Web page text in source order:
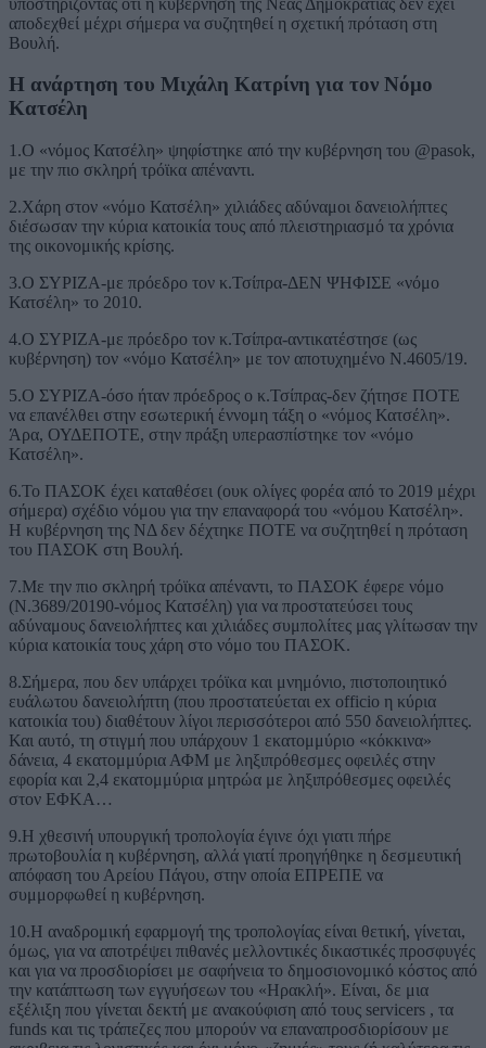
αποδεχθεί μέχρι σήμερα να συζητηθεί η σχετική πρόταση στη
Βουλή.
Η ανάρτηση του Μιχάλη Κατρίνη για τον Νόμο
Κατσέλη
1.Ο «νόμος Κατσέλη» ψηφίστηκε από την κυβέρνηση του @pasok,
με την πιο σκληρή τρόϊκα απέναντι.
2.Χάρη στον «νόμο Κατσέλη» χιλιάδες αδύναμοι δανειολήπτες
διέσωσαν την κύρια κατοικία τους από πλειστηριασμό τα χρόνια
της οικονομικής κρίσης.
3.Ο ΣΥΡΙΖΑ-με πρόεδρο τον κ.Τσίπρα-ΔΕΝ ΨΗΦΙΣΕ «νόμο
Κατσέλη» το 2010.
4.Ο ΣΥΡΙΖΑ-με πρόεδρο τον κ.Τσίπρα-αντικατέστησε (ως
κυβέρνηση) τον «νόμο Κατσέλη» με τον αποτυχημένο Ν.4605/19.
5.Ο ΣΥΡΙΖΑ-όσο ήταν πρόεδρος ο κ.Τσίπρας-δεν ζήτησε ΠΟΤΕ
να επανέλθει στην εσωτερική έννομη τάξη ο «νόμος Κατσέλη».
Άρα, ΟΥΔΕΠΟΤΕ, στην πράξη υπερασπίστηκε τον «νόμο
Κατσέλη».
6.Το ΠΑΣΟΚ έχει καταθέσει (ουκ ολίγες φορέα από το 2019 μέχρι
σήμερα) σχέδιο νόμου για την επαναφορά του «νόμου Κατσέλη».
Η κυβέρνηση της ΝΔ δεν δέχτηκε ΠΟΤΕ να συζητηθεί η πρόταση
του ΠΑΣΟΚ στη Βουλή.
7.Με την πιο σκληρή τρόϊκα απέναντι, το ΠΑΣΟΚ έφερε νόμο
(Ν.3689/20190-νόμος Κατσέλη) για να προστατεύσει τους
αδύναμους δανειολήπτες και χιλιάδες συμπολίτες μας γλίτωσαν την
κύρια κατοικία τους χάρη στο νόμο του ΠΑΣΟΚ.
8.Σήμερα, που δεν υπάρχει τρόϊκα και μνημόνιο, πιστοποιητικό
ευάλωτου δανειολήπτη (που προστατεύεται ex officio η κύρια
κατοικία του) διαθέτουν λίγοι περισσότεροι από 550 δανειολήπτες.
Και αυτό, τη στιγμή που υπάρχουν 1 εκατομμύριο «κόκκινα»
δάνεια, 4 εκατομμύρια ΑΦΜ με ληξιπρόθεσμες οφειλές στην
εφορία και 2,4 εκατομμύρια μητρώα με ληξιπρόθεσμες οφειλές
στον ΕΦΚΑ…
9.Η χθεσινή υπουργική τροπολογία έγινε όχι γιατι πήρε
πρωτοβουλία η κυβέρνηση, αλλά γιατί προηγήθηκε η δεσμευτική
απόφαση του Αρείου Πάγου, στην οποία ΕΠΡΕΠΕ να
συμμορφωθεί η κυβέρνηση.
10.Η αναδρομική εφαρμογή της τροπολογίας είναι θετική, γίνεται,
όμως, για να αποτρέψει πιθανές μελλοντικές δικαστικές προσφυγές
και για να προσδιορίσει με σαφήνεια το δημοσιονομικό κόστος από
την κατάπτωση των εγγυήσεων του «Ηρακλή». Είναι, δε μια
εξέλιξη που γίνεται δεκτή με ανακούφιση από τους servicers , τα
funds και τις τράπεζες που μπορούν να επαναπροσδιορίσουν με